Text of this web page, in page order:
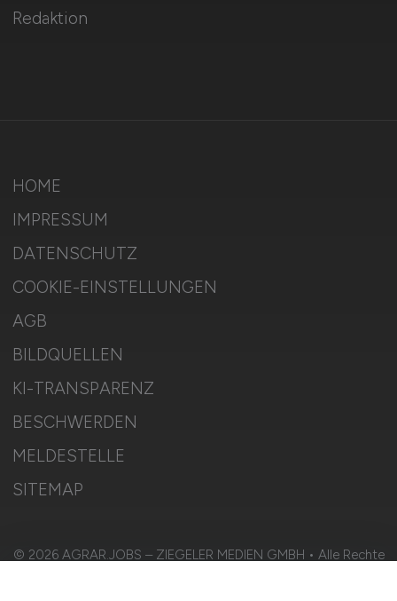
Redaktion
HOME
IMPRESSUM
DATENSCHUTZ
COOKIE-EINSTELLUNGEN
AGB
BILDQUELLEN
KI-TRANSPARENZ
BESCHWERDEN
MELDESTELLE
SITEMAP
© 2026 AGRAR.JOBS – ZIEGELER MEDIEN GMBH • Alle Rechte